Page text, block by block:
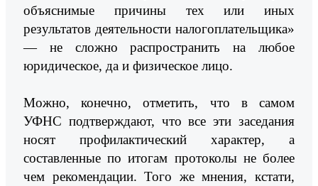
объяснимые причины тех или иных
результатов деятельности налогоплательщика»
— не сложно распространить на любое
юридическое, да и физическое лицо.
Можно, конечно, отметить, что в самом
УФНС подтверждают, что все эти заседания
носят профилактический характер, а
составленные по итогам протоколы не более
чем рекомендации. Того же мнения, кстати,